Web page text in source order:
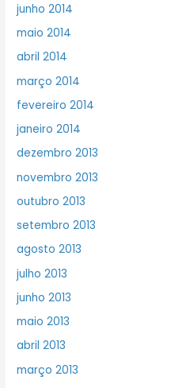
junho 2014
maio 2014
abril 2014
março 2014
fevereiro 2014
janeiro 2014
dezembro 2013
novembro 2013
outubro 2013
setembro 2013
agosto 2013
julho 2013
junho 2013
maio 2013
abril 2013
março 2013